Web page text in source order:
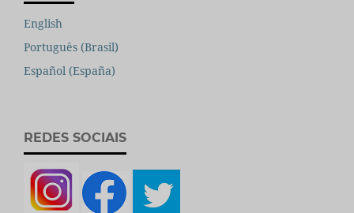
English
Português (Brasil)
Español (España)
REDES SOCIAIS